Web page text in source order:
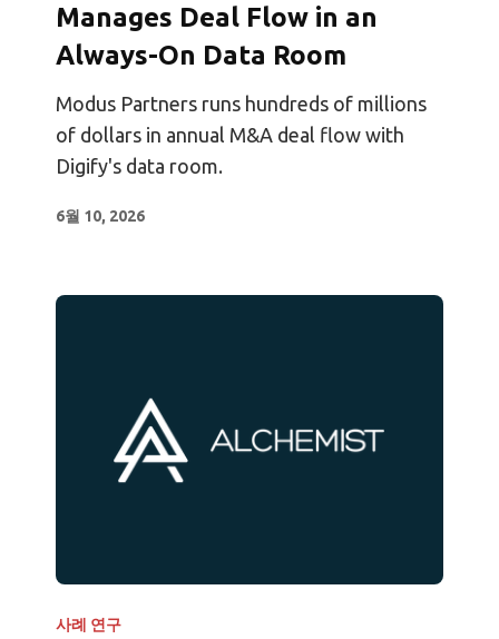
Manages Deal Flow in an
Always-On Data Room
Modus Partners runs hundreds of millions
of dollars in annual M&A deal flow with
Digify's data room.
6월 10, 2026
사례 연구